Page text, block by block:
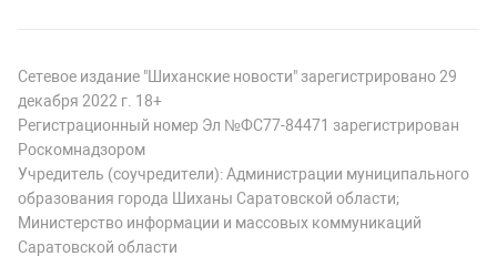
Сетевое издание "Шиханские новости" зарегистрировано 29
декабря 2022 г. 18+
Регистрационный номер Эл №ФС77-84471 зарегистрирован
Роскомнадзором
Учредитель (соучредители): Администрации муниципального
образования города Шиханы Саратовской области;
Министерство информации и массовых коммуникаций
Саратовской области